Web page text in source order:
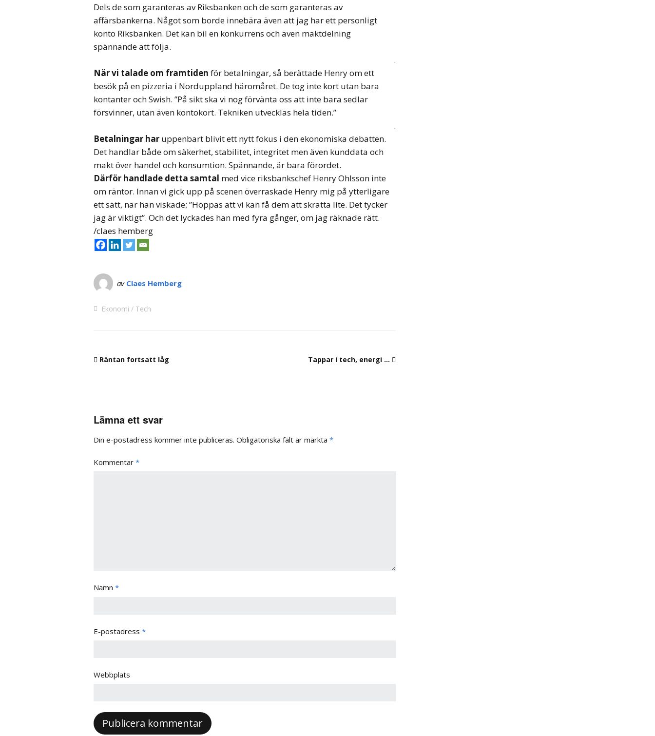
Dels de som garanteras av Riksbanken och de som garanteras av
affärsbankerna. Något som borde innebära även att jag har ett personligt
konto Riksbanken. Det kan bil en konkurrens och även maktdelning
spännande att följa.
.
När vi talade om framtiden för betalningar, så berättade Henry om ett
besök på en pizzeria i Norduppland häromåret. De tog inte kort utan bara
kontanter och Swish. ”På sikt ska vi nog förvänta oss att inte bara sedlar
försvinner, utan även kontokort. Tekniken utvecklas hela tiden.”
.
Betalningar har uppenbart blivit ett nytt fokus i den ekonomiska debatten.
Det handlar både om säkerhet, stabilitet, integritet men även kunddata och
makt över handel och konsumtion. Spännande, är bara förordet.
Därför handlade detta samtal med vice riksbankschef Henry Ohlsson inte
om räntor. Innan vi gick upp på scenen överraskade Henry mig på ytterligare
ett sätt, när han viskade; ”Hoppas att vi kan få dem att skratta lite. Det tycker
jag är viktigt”. Och det lyckades han med fyra gånger, om jag räknade rätt.
/claes hemberg
av Claes Hemberg
Ekonomi Tech
Räntan fortsatt låg Tappar i tech, energi …
Lämna ett svar
Din e-postadress kommer inte publiceras. Obligatoriska fält är märkta *
Kommentar *
Namn *
E-postadress *
Webbplats